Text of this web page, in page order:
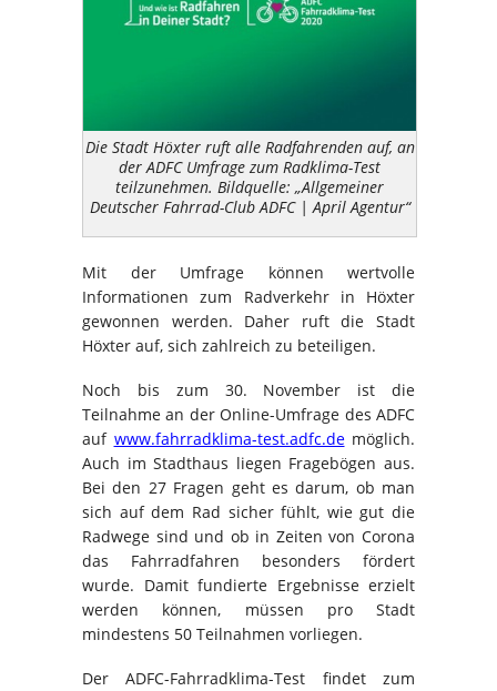
Die Stadt Höxter ruft alle Radfahrenden auf, an
der ADFC Umfrage zum Radklima-Test
teilzunehmen. Bildquelle: „Allgemeiner
Deutscher Fahrrad-Club ADFC | April Agentur“
Mit der Umfrage können wertvolle
Informationen zum Radverkehr in Höxter
gewonnen werden. Daher ruft die Stadt
Höxter auf, sich zahlreich zu beteiligen.
Noch bis zum 30. November ist die
Teilnahme an der Online-Umfrage des ADFC
auf www.fahrradklima-test.adfc.demöglich.
Auch im Stadthaus liegen Fragebögen aus.
Bei den 27 Fragen geht es darum, ob man
sich auf dem Rad sicher fühlt, wie gut die
Radwege sind und ob in Zeiten von Corona
das Fahrradfahren besonders fördert
wurde. Damit fundierte Ergebnisse erzielt
werden können, müssen pro Stadt
mindestens 50 Teilnahmen vorliegen.
Der ADFC-Fahrradklima-Test findet zum